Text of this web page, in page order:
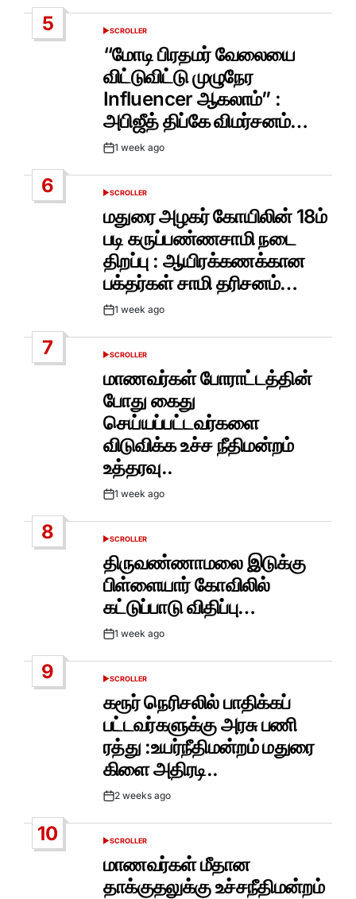
5
POSTED
SCROLLER
“மோடி பிரதமர் வேலையை
விட்டுவிட்டு முழுநேர
Influencer ஆகலாம்” :
அபிஜீத் திப்கே விமர்சனம்…
Post1 week ago
6
POSTED
SCROLLER
மதுரை அழகர் கோயிலின் 18ம்
படி கருப்பண்ணசாமி நடை
திறப்பு : ஆயிரக்கணக்கான
பக்தர்கள் சாமி தரிசனம்…
Post1 week ago
7
POSTED
SCROLLER
மாணவர்கள் போராட்டத்தின்
போது கைது
செய்யப்பட்டவர்களை
விடுவிக்க உச்ச நீதிமன்றம்
உத்தரவு..
Post1 week ago
8
POSTED
SCROLLER
திருவண்ணாமலை இடுக்கு
பிள்ளையார் கோவிலில்
கட்டுப்பாடு விதிப்பு…
Post1 week ago
9
POSTED
SCROLLER
கரூர் நெரிசலில் பாதிக்கப்
பட்டவர்களுக்கு அரசு பணி
ரத்து :உயர்நீதிமன்றம் மதுரை
கிளை அதிரடி..
Post2 weeks ago
10
POSTED
SCROLLER
மாணவர்கள் மீதான
தாக்குதலுக்கு உச்சநீதிமன்றம்